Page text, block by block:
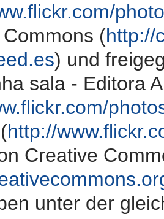
(http://
) und
sala - Editora
http://
Creative
unter der